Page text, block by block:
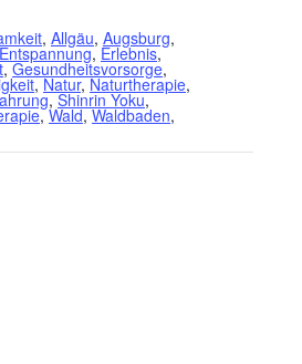
, Allgäu, Augsburg,
Entspannung, Erlebnis,
,Gesundheitsvorsorge,
,Natur,Naturtherapie,
,Shinrin Yoku,
,Wald,Waldbaden,